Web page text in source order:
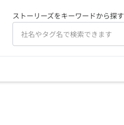
ストーリーズをキーワードから探す